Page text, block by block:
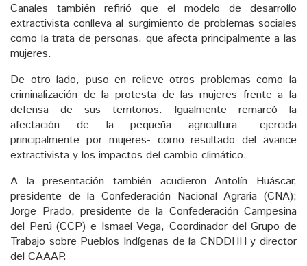
Canales también refirió que el modelo de desarrollo
extractivista conlleva al surgimiento de problemas sociales
como la trata de personas, que afecta principalmente a las
mujeres.
De otro lado, puso en relieve otros problemas como la
criminalización de la protesta de las mujeres frente a la
defensa de sus territorios. Igualmente remarcó la
afectación de la pequeña agricultura –ejercida
principalmente por mujeres- como resultado del avance
extractivista y los impactos del cambio climático.
A la presentación también acudieron Antolín Huáscar,
presidente de la Confederación Nacional Agraria (CNA);
Jorge Prado, presidente de la Confederación Campesina
del Perú (CCP) e Ismael Vega, Coordinador del Grupo de
Trabajo sobre Pueblos Indígenas de la CNDDHH y director
del CAAAP.